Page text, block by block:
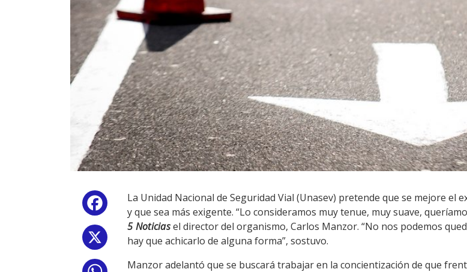
Facebook
La Unidad Nacional de Seguridad Vial (Unasev) pretende que se mejore el
y que sea más exigente. “Lo consideramos muy tenue, muy suave,
5 Noticiasel director del organismo, Carlos Manzor. “No nos podemos
hay que achicarlo de alguna forma”, sostuvo.
Manzor adelantó que se buscará trabajar en la concientización de que